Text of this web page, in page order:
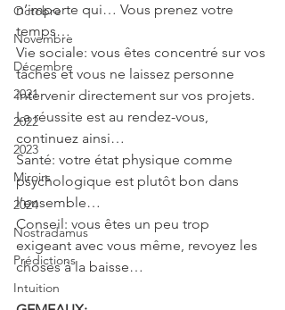
Octobre
Novembre
Décembre
2021
2022
2023
Miroirs
2024
Nostradamus
Prédictions
Intuition
n’importe qui… Vous prenez votre
temps…
Vie sociale: vous êtes concentré sur vos
tâches et vous ne laissez personne
intervenir directement sur vos projets.
La réussite est au rendez-vous,
continuez ainsi…
Santé: votre état physique comme
psychologique est plutôt bon dans
l’ensemble…
Conseil: vous êtes un peu trop
exigeant avec vous même, revoyez les
choses à la baisse…